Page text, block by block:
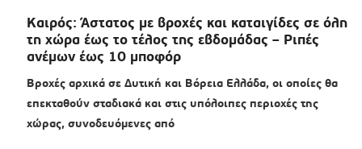
Καιρός: Άστατος με βροχές και καταιγίδες σε όλη
τη χώρα έως το τέλος της εβδομάδας – Ριπές
ανέμων έως 10 μποφόρ
Βροχές αρχικά σε Δυτική και Βόρεια Ελλάδα, οι οποίες θα
επεκταθούν σταδιακά και στις υπόλοιπες περιοχές της
χώρας, συνοδευόμενες από